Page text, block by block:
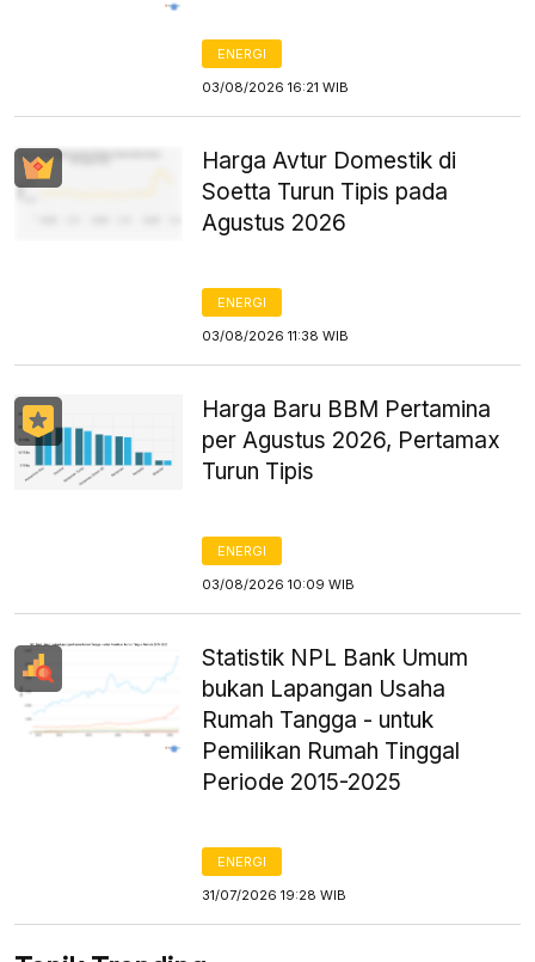
ENERGI
03/08/2026 16:21 WIB
Harga Avtur Domestik di
Soetta Turun Tipis pada
Agustus 2026
ENERGI
03/08/2026 11:38 WIB
Harga Baru BBM Pertamina
per Agustus 2026, Pertamax
Turun Tipis
ENERGI
03/08/2026 10:09 WIB
Statistik NPL Bank Umum
bukan Lapangan Usaha
Rumah Tangga - untuk
Pemilikan Rumah Tinggal
Periode 2015-2025
ENERGI
31/07/2026 19:28 WIB